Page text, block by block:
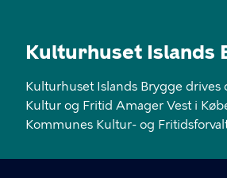
Kulturhuset Islands
Kulturhuset Islands Brygge drives
Kultur og Fritid Amager Vest i
Kommunes Kultur- og